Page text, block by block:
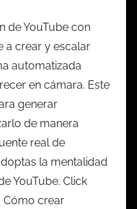
de YouTube con
a crear y escalar
automatizada
en cámara. Este
generar
de manera
real de
la mentalidad
YouTube. Click
Cómo crear